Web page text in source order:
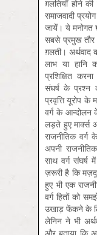
ग़लतियाँ होने की
समाजवादी
जायें। ये मनोगत
सबसे प्रमुख तौर
ग़लती। अर्थवाद
लाभ या हानि
प्रशिक्षित
संघर्ष के प्रश्न
प्रवृत्ति यूरोप
वर्ग के आन्दोलन
लड़ते हुए मार्क्स
राजनीतिक
अपनी
साथ वर्ग संघर्ष
ज़रूरी है कि
हुए भी एक
वर्ग हितों को
उखाड़ फेंकने के
लेनिन ने भी